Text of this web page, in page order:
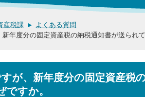
産税課
よくある質問
年度分の固定資産税の納税通知書が送られ
が、新年度分の固定資産税
すか。